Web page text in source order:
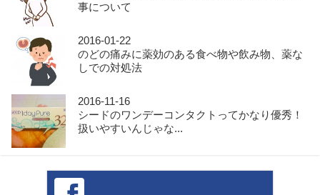
事について
2016-01-22
のどの痛みに薬効のある食べ物や飲み物、薬な
しでの対処法
2016-11-16
シードのワンデーコンタクトってかなり優秀！
扱いやすいんじゃな...